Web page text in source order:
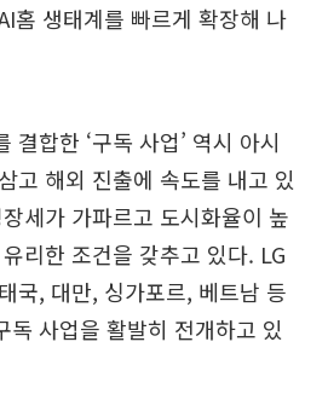
홈 생태계를 빠르게 확장해 나
결합한 ‘구독 사업’ 역시 아시
고 해외 진출에 속도를 내고 있
세가 가파르고 도시화율이 높
리한 조건을 갖추고 있다. LG
국, 대만, 싱가포르, 베트남 등
독 사업을 활발히 전개하고 있